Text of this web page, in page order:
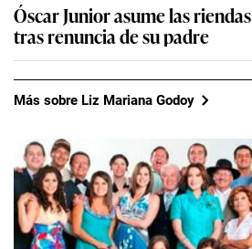
Óscar Junior asume las
tras renuncia de su padre
Más sobre Liz Mariana Godoy